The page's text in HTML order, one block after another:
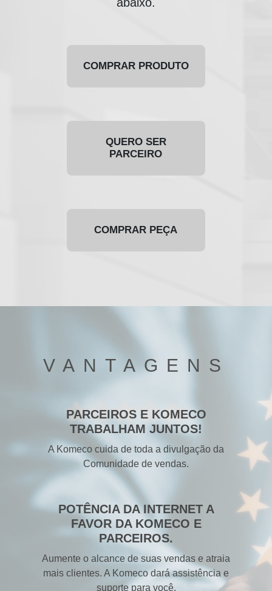
COMPRAR PRODUTO
QUERO SER
PARCEIRO
COMPRAR PEÇA
VANTAGENS
PARCEIROS E KOMECO
TRABALHAM JUNTOS!
A Komeco cuida de toda a divulgação da
Comunidade de vendas.
POTÊNCIA DA INTERNET A
FAVOR DA KOMECO E
PARCEIROS.
Aumente o alcance de suas vendas e atraia
mais clientes. A Komeco dará assistência e
suporte para você.